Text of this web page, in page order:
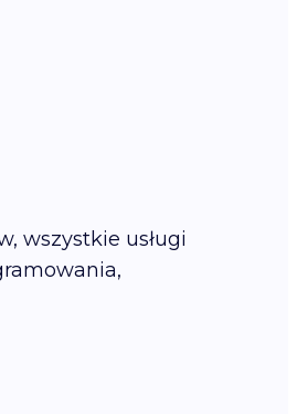
wszystkie usługi